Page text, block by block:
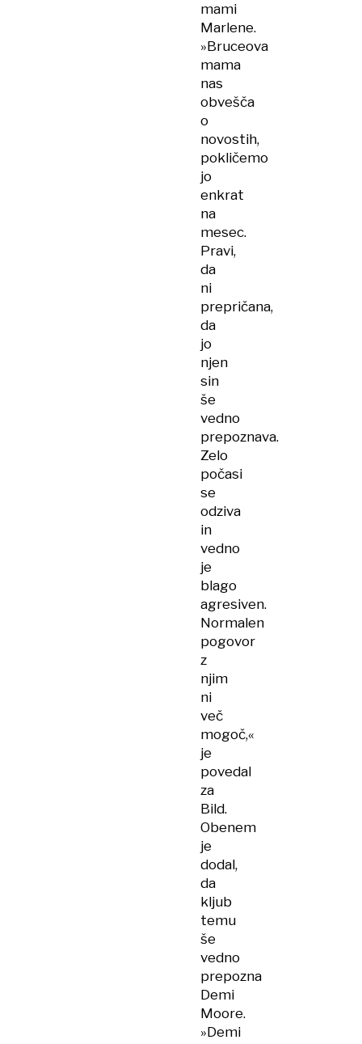
mami
Marlene.
»Bruceova
mama
nas
obvešča
o
novostih,
pokličemo
jo
enkrat
na
mesec.
Pravi,
da
ni
prepričana,
da
jo
njen
sin
še
vedno
prepoznava.
Zelo
počasi
se
odziva
in
vedno
je
blago
agresiven.
Normalen
pogovor
z
njim
ni
več
mogoč,«
je
povedal
za
Bild.
Obenem
je
dodal,
da
kljub
temu
še
vedno
prepozna
Demi
Moore.
»Demi